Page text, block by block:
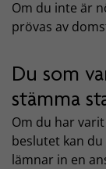
Om du inte är
prövas av
Du som
stämma
Om du har
beslutet kan
lämnar in en